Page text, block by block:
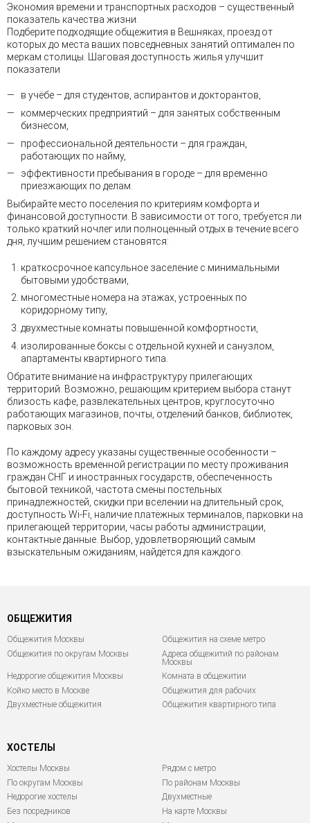
Экономия времени и транспортных расходов – существенный
показатель качества жизни.
Подберите подходящие общежития в Вешняках, проезд от
которых до места ваших повседневных занятий оптимален по
меркам столицы. Шаговая доступность жилья улучшит
показатели
в учёбе – для студентов, аспирантов и докторантов,
коммерческих предприятий – для занятых собственным
бизнесом,
профессиональной деятельности – для граждан,
работающих по найму,
эффективности пребывания в городе – для временно
приезжающих по делам.
Выбирайте место поселения по критериям комфорта и
финансовой доступности. В зависимости от того, требуется ли
только краткий ночлег или полноценный отдых в течение всего
дня, лучшим решением становятся:
краткосрочное капсульное заселение с минимальными
бытовыми удобствами,
многоместные номера на этажах, устроенных по
коридорному типу,
двухместные комнаты повышенной комфортности,
изолированные боксы с отдельной кухней и санузлом,
апартаменты квартирного типа.
Обратите внимание на инфраструктуру прилегающих
территорий. Возможно, решающим критерием выбора станут
близость кафе, развлекательных центров, круглосуточно
работающих магазинов, почты, отделений банков, библиотек,
парковых зон.
По каждому адресу указаны существенные особенности –
возможность временной регистрации по месту проживания
граждан СНГ и иностранных государств, обеспеченность
бытовой техникой, частота смены постельных
принадлежностей, скидки при вселении на длительный срок,
доступность Wi-Fi, наличие платёжных терминалов, парковки на
прилегающей территории, часы работы администрации,
контактные данные. Выбор, удовлетворяющий самым
взыскательным ожиданиям, найдётся для каждого.
ОБЩЕЖИТИЯ
Общежития Москвы
Общежития на схеме метро
Общежития по округам Москвы
Адреса общежитий по районам
Москвы
Недорогие общежития Москвы
Комната в общежитии
Койко место в Москве
Общежития для рабочих
Двухместные общежития
Общежития квартирного типа
ХОСТЕЛЫ
Хостелы Москвы
По округам Москвы
Недорогие хостелы
Без посредников
Рядом с метро
По районам Москвы
Двухместные
На карте Москвы